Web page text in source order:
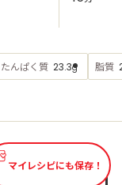
たんぱく質 23.3g 脂質
マイレシピにも保存！